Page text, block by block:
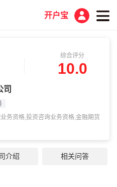
圳分公司 开户宝
综合评分
10.0
司
介绍 相关问答